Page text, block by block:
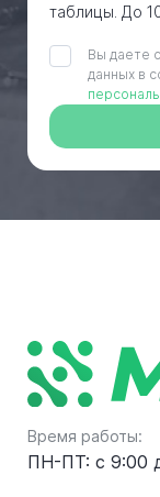
таблицы. До
Вы даете
данных в
Время работы:
ПН-ПТ: с 9:00